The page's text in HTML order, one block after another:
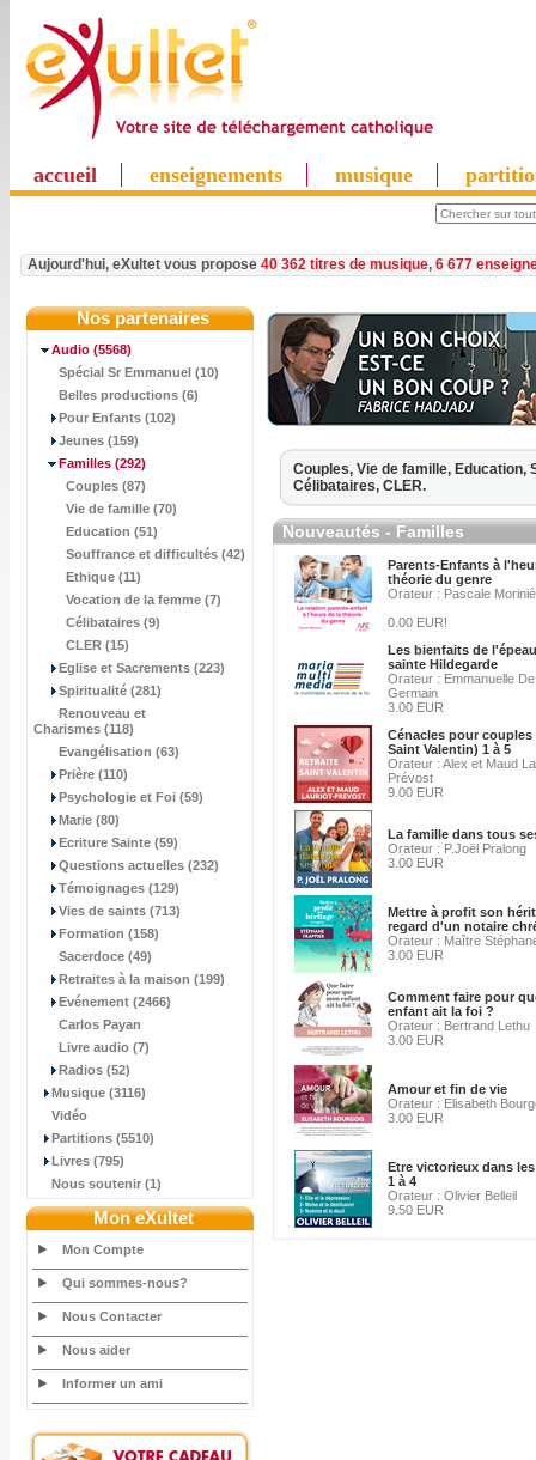
accueil enseignements musique
Aujourd'hui, eXultet vous propose 40 362 titres de musique, 6 677
Nos partenaires
Audio (5568)
Spécial Sr Emmanuel (10)
Belles productions (6)
Pour Enfants (102)
Jeunes (159)
Familles (292)
Couples (87)
Vie de famille (70)
Education (51)
Souffrance et difficultés (42)
Ethique (11)
Vocation de la femme (7)
Célibataires (9)
CLER (15)
Eglise et Sacrements (223)
Spiritualité (281)
Renouveau et
Charismes (118)
Evangélisation (63)
Prière (110)
Psychologie et Foi (59)
Marie (80)
Ecriture Sainte (59)
Questions actuelles (232)
Témoignages (129)
Vies de saints (713)
Formation (158)
Sacerdoce (49)
Retraites à la maison (199)
Evénement (2466)
Carlos Payan
Livre audio (7)
Radios (52)
Musique (3116)
Vidéo
Partitions (5510)
Livres (795)
Nous soutenir (1)
Mon eXultet
Mon Compte
Qui sommes-nous?
Nous Contacter
Nous aider
Informer un ami
Couples, Vie de famille, Education,
Célibataires, CLER.
Nouveautés - Familles
Parents-Enfants à
théorie du genre
Orateur : Pascale
0.00 EUR!
Les bienfaits de
sainte Hildegarde
Orateur : Emmanuelle
Germain
3.00 EUR
Cénacles pour couples
Saint Valentin) 1 à 5
Orateur : Alex et Maud
Prévost
9.00 EUR
La famille dans tous
Orateur : P.Joël Pralong
3.00 EUR
Mettre à profit son
regard d'un notaire
Orateur : Maître
3.00 EUR
Comment faire pour
enfant ait la foi ?
Orateur : Bertrand Lethu
3.00 EUR
Amour et fin de vie
Orateur : Elisabeth
3.00 EUR
Etre victorieux dans
1 à 4
Orateur : Olivier Belleil
9.50 EUR